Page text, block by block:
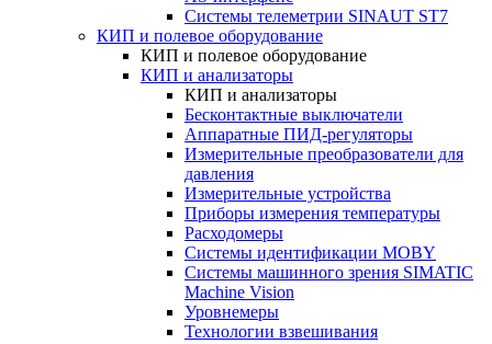
Системы телеметрии SINAUT ST7
КИП и полевое оборудование
КИП и полевое оборудование
КИП и анализаторы
КИП и анализаторы
Бесконтактные выключатели
Аппаратные ПИД-регуляторы
Измерительные преобразователи для
давления
Измерительные устройства
Приборы измерения температуры
Расходомеры
Системы идентификации MOBY
Системы машинного зрения SIMATIC
Machine Vision
Уровнемеры
Технологии взвешивания